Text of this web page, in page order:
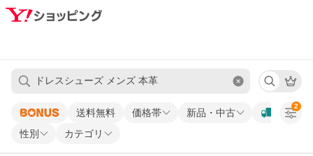
送料無料 価格帯
新品・中古
性別
カテゴリ
2